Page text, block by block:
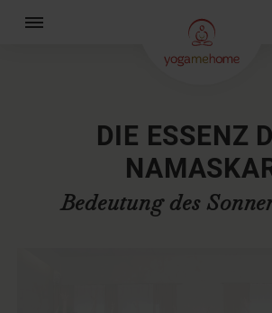
DIE ESSENZ
Bedeutung des